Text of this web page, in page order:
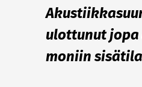
ulottunut
moniin